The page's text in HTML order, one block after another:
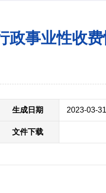
政事业性收
生成日期 2023-03-31
文件下载